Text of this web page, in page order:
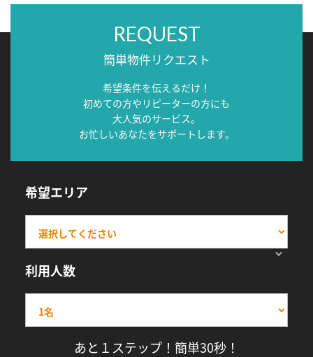
REQUEST
簡単物件リクエスト
希望条件を伝えるだけ！
初めての方やリピーターの方にも
大人気のサービス。
お忙しいあなたをサポートします。
希望エリア
利用人数
あと１ステップ！簡単30秒！